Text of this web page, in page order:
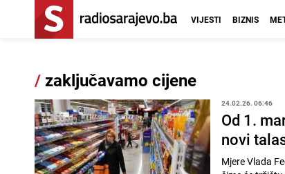
VIJESTI BIZNIS
/zaključavamo cijene
24.02.26. 06:46
Od 1.
novi
Mjere Vlada